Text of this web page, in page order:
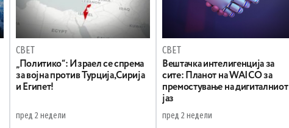
СВЕТ
„Политико“: Израел се спрема
за војна против Турција,Сирија
и Египет!
пред 2 недели
СВЕТ
Вештачка интелигенција за
сите: Планот на WAICO за
премостување на дигиталниот
јаз
пред 2 недели